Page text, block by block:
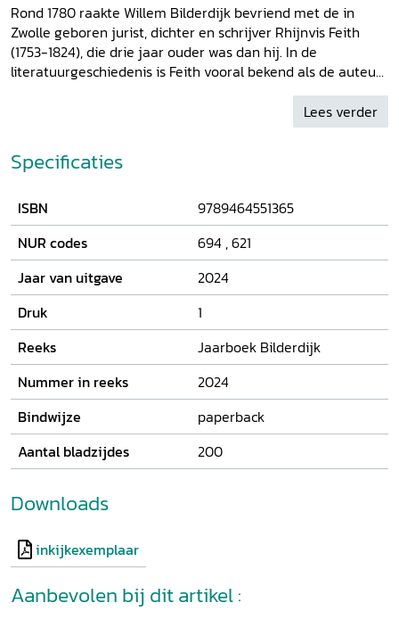
Rond 1780 raakte Willem Bilderdijk bevriend met de in
Zwolle geboren jurist, dichter en schrijver Rhijnvis Feith
(1753-1824), die drie jaar ouder was dan hij. In de
literatuurgeschiedenis is Feith vooral bekend als de auteur
van de sentimentalistische briefroman Julia (1783) en van
de liedregel ‘Uren, dagen, maanden, jaren vliegen als een
schaduw heen’. Het waren hun uiteenlopende politieke
Bilderdijk vurig Oranjeklant was – die uiteindelijk een
geleden dat Feith overleed. Dat was de aanleiding om het
Jaarboek Bilderdijk 2024aan Rhijnvis Feith te wijden.
Lees verder
Specificaties
ISBN
9789464551365
NUR codes
694 ,621
Jaar van uitgave
2024
Druk
1
Reeks
Jaarboek Bilderdijk
Nummer in reeks
2024
Bindwijze
paperback
Aantal bladzijdes
200
Downloads
inkijkexemplaar
Aanbevolen bij dit artikel :